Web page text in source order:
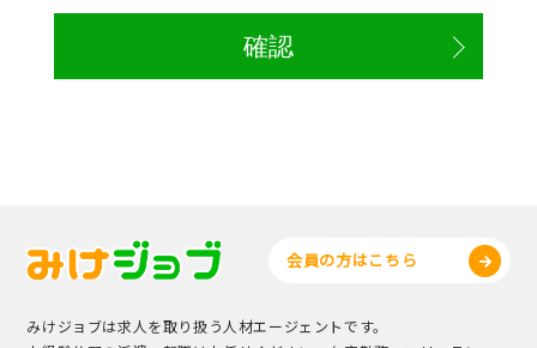
会員の方はこちら
みけジョブは求人を取り扱う人材エージェントです。